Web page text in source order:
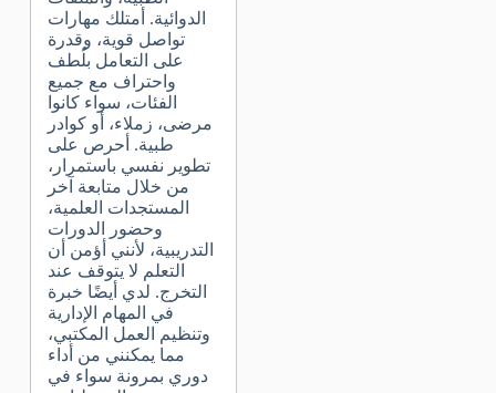
الدوائية. أمتلك مهارات
تواصل قوية، وقدرة
على التعامل بلُطف
واحتراف مع جميع
الفئات، سواء كانوا
مرضى، زملاء، أو كوادر
طبية. أحرص على
تطوير نفسي باستمرار،
من خلال متابعة آخر
المستجدات العلمية،
وحضور الدورات
التدريبية، لأنني أؤمن أن
التعلم لا يتوقف عند
التخرج. لدي أيضًا خبرة
في المهام الإدارية
وتنظيم العمل المكتبي،
مما يمكنني من أداء
دوري بمرونة سواء في